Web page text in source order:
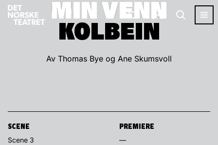
MIN VENN
KOLBEIN
MIN VENN
KOLBEIN
Av Thomas Bye og Ane Skumsvoll
SCENE
Scene 3
PREMIERE
—